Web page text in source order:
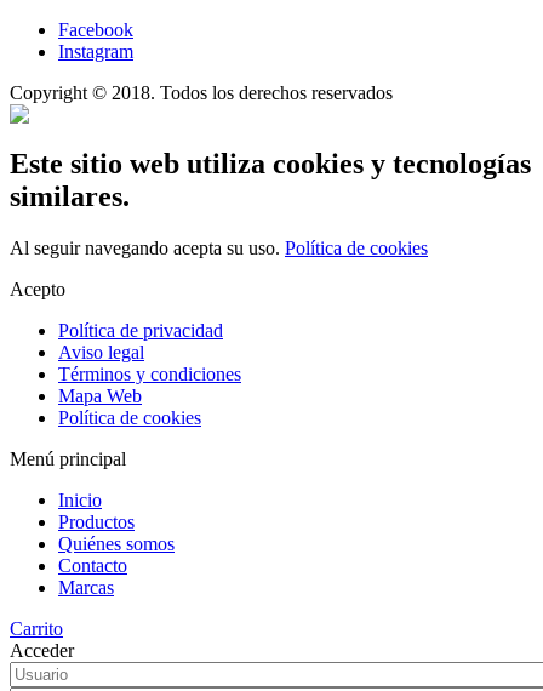
Facebook
Instagram
Copyright © 2018. Todos los derechos reservados
Este sitio web utiliza cookies y tecnologías
similares.
Al seguir navegando acepta su uso. Política de cookies
Acepto
Política de privacidad
Aviso legal
Términos y condiciones
Mapa Web
Política de cookies
Menú principal
Inicio
Productos
Quiénes somos
Contacto
Marcas
Carrito
Acceder